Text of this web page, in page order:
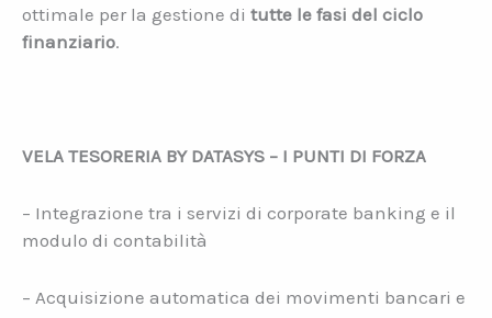
ottimale per la gestione di tutte le fasi del ciclo
finanziario.
VELA TESORERIA BY DATASYS – I PUNTI DI FORZA
– Integrazione tra i servizi di corporate banking e il
modulo di contabilità
– Acquisizione automatica dei movimenti bancari e